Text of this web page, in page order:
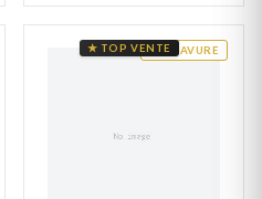
GRAVURE
★ TOP VENTE